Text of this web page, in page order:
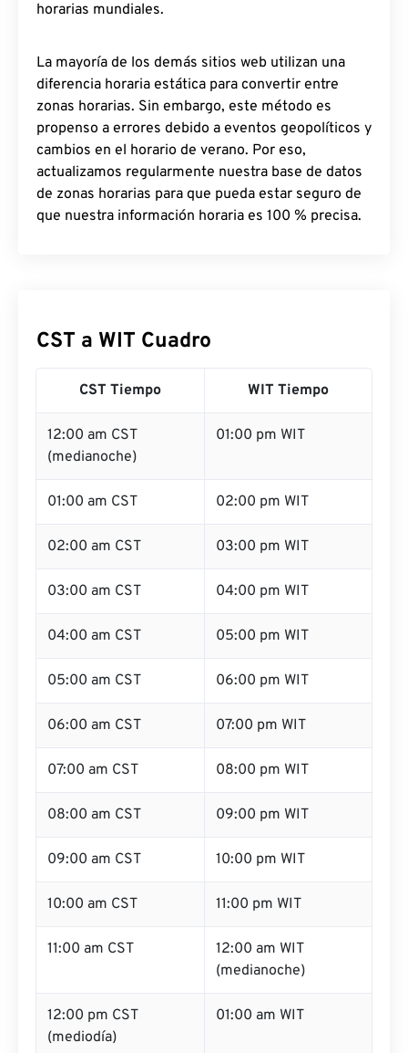
horarias mundiales.
La mayoría de los demás sitios web utilizan una
diferencia horaria estática para convertir entre
zonas horarias. Sin embargo, este método es
propenso a errores debido a eventos geopolíticos y
cambios en el horario de verano. Por eso,
actualizamos regularmente nuestra base de datos
de zonas horarias para que pueda estar seguro de
que nuestra información horaria es 100 % precisa.
CST a WIT Cuadro
CST Tiempo WIT Tiempo
12:00 am CST
(medianoche)
01:00 pm WIT
01:00 am CST 02:00 pm WIT
02:00 am CST 03:00 pm WIT
03:00 am CST 04:00 pm WIT
04:00 am CST 05:00 pm WIT
05:00 am CST 06:00 pm WIT
06:00 am CST 07:00 pm WIT
07:00 am CST 08:00 pm WIT
08:00 am CST 09:00 pm WIT
09:00 am CST 10:00 pm WIT
10:00 am CST 11:00 pm WIT
11:00 am CST
12:00 am WIT
(medianoche)
12:00 pm CST
(mediodía)
01:00 am WIT